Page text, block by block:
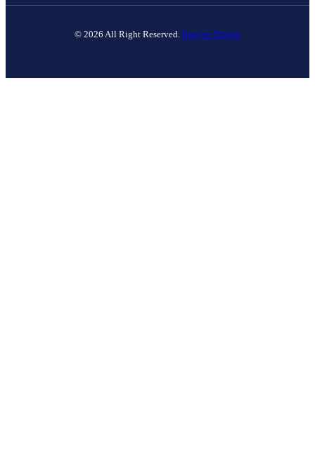
© 2026 All Right Reserved. Banyan Digital